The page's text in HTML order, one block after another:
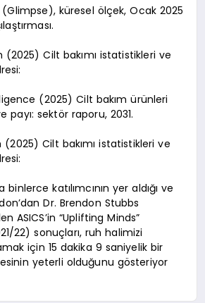
küresel ölçek, Ocak 2025
(2025) Cilt bakımı istatistikleri ve
(2025) Cilt bakım ürünleri
payı: sektör raporu, 2031.
(2025) Cilt bakımı istatistikleri ve
katılımcının yer aldığı ve
Dr. Brendon Stubbs
ASICS’in “Uplifting Minds”
22) sonuçları, ruh halimizi
için 15 dakika 9 saniyelik bir
yeterli olduğunu gösteriyor